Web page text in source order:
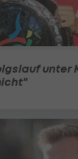
unter